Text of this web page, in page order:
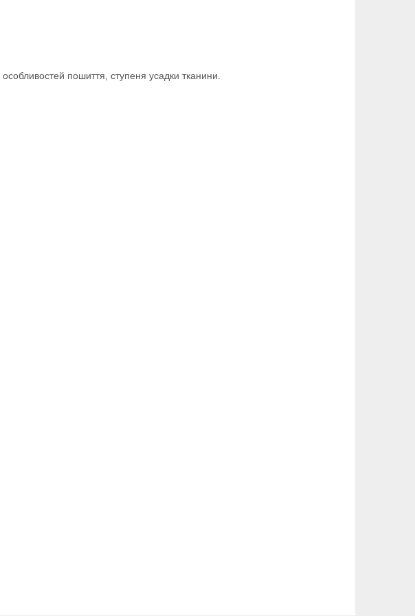
пошиття, ступеня усадки тканини.